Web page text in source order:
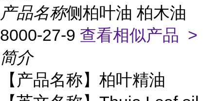
产品名称侧柏叶油 柏木油
8000-27-9 查看相似产品 >
简介
【 产品名称】柏叶精油